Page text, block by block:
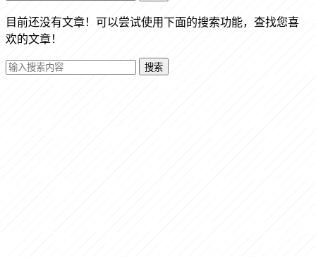
目前还没有文章！可以尝试使用下面的搜索功能，查找您喜
欢的文章！
搜索